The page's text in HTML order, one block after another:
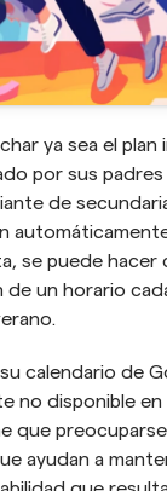
ya sea el
por sus padres
de
se puede
un horario
calendario de
no disponible en
que
ayudan a